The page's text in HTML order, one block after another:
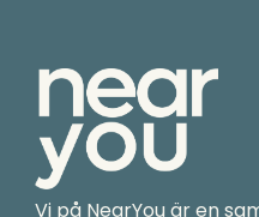
Vi på NearYou är en